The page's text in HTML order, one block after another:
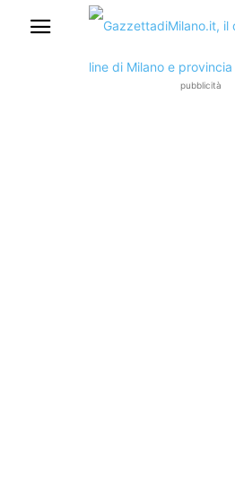
pubblicità